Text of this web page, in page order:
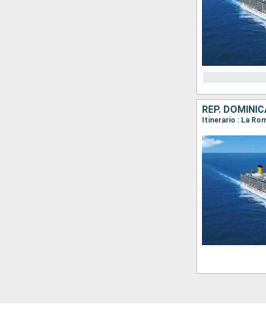
REP.
Itinerario : La